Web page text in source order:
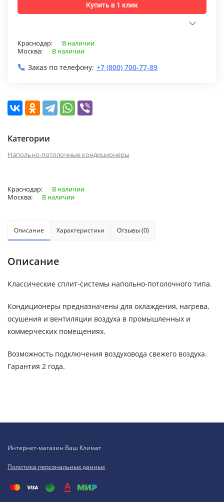
Купить в 1 клик
Краснодар:
В наличии
Москва:
В наличии
Заказ по телефону: +7 (800) 700-77-89
Категории
Напольно-потолочные кондиционеры
Краснодар:
В наличии
Москва:
В наличии
Описание Характеристики Отзывы (0)
Описание
Классические сплит-системы напольно-потолочного типа.
Кондиционеры предназначены для охлаждения, нагрева,
осушения и вентиляции воздуха в промышленных и
коммерческих помещениях.
Возможность подключения воздуховода свежего воздуха.
Гарантия 2 года.
Интернет-магазин Ваш Климат
Политика персональных данных